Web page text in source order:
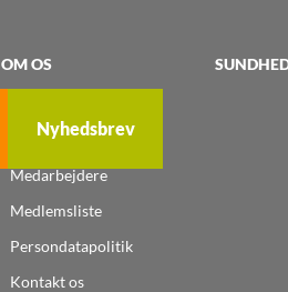
Nyhedsbrev
OM OS
Bestyrelsen
Medarbejdere
Medlemsliste
Persondatapolitik
Kontakt os